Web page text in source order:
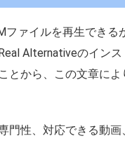
ファイルを再生でき
Alternativeのイン
とから、この文章に
門性、対応できる動